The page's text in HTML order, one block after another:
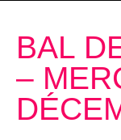
BAL
–